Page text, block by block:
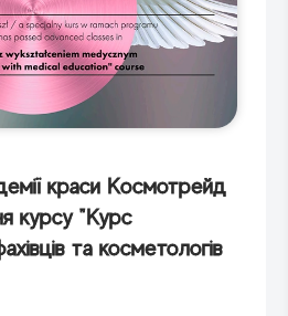
краси Космотрейд
курсу "Курс
та косметологів